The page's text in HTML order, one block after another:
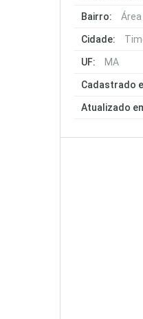
Bairro:
Cidade:
UF: MA
Cadastrado
Atualizado